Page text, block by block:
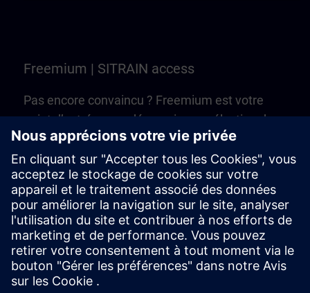
Freemium | SITRAIN access
Pas encore convaincu ? Freemium est votre
point d’entrée pour découvrir une sélection de
formations et de cours en ligne de SITRAIN
access. C’est gratuit — aucun Learning
Membership n’est nécessaire !
Essayer Freemium | SITRAIN access